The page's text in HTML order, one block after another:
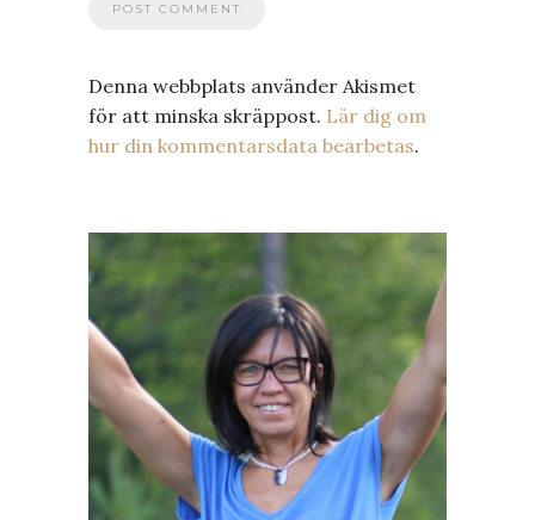
Denna webbplats använder Akismet
för att minska skräppost. Lär dig om
hur din kommentarsdata bearbetas.